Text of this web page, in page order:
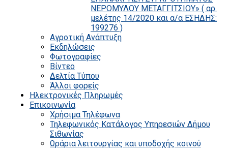
ΝΕΡΟΜΥΛΟΥ ΜΕΤΑΓΓΙΤΣΙΟΥ» ( αρ.
μελέτης 14/2020 και α/α ΕΣΗΔΗΣ:
199276 )
Αγροτική Ανάπτυξη
Εκδηλώσεις
Φωτογραφίες
Βίντεο
Δελτία Τύπου
Άλλοι φορείς
Ηλεκτρονικές Πληρωμές
Επικοινωνία
Χρήσιμα Τηλέφωνα
Τηλεφωνικός Κατάλογος Υπηρεσιών Δήμου
Σιθωνίας
Ωράρια λειτουργίας και υποδοχής κοινού